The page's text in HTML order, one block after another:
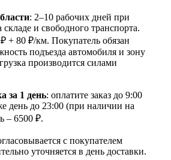
: 2–10 рабочих дней при
и свободного транспорта.
+ 80 ₽/км. Покупатель обязан
подъезда автомобиля и зону
производится силами
за 1 день: оплатите заказ до 9:00
день до 23:00 (при наличии на
– 6500 ₽.
с покупателем
уточняется в день доставки.